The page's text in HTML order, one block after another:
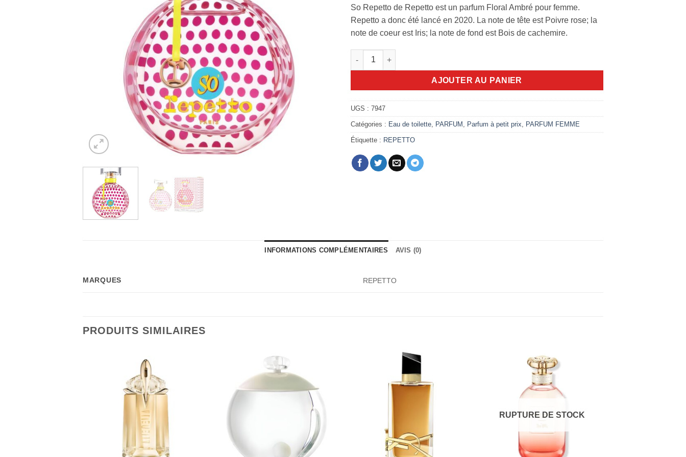
7.500,00 DA.6.000,00 DA.
So Repetto de Repetto est un parfum Floral Ambré pour femme.
Repetto a donc été lancé en 2020. La note de tête est Poivre rose; la
note de coeur est Iris; la note de fond est Bois de cachemire.
quantité de So Repetto 50ml edt
AJOUTER AU PANIER
UGS : 7947
Catégories : Eau de toilette, PARFUM , Parfum à petit prix, PARFUM FEMME
Étiquette : REPETTO
INFORMATIONS COMPLÉMENTAIRES AVIS (0)
MARQUES REPETTO
PRODUITS SIMILAIRES
RUPTURE DE STOCK